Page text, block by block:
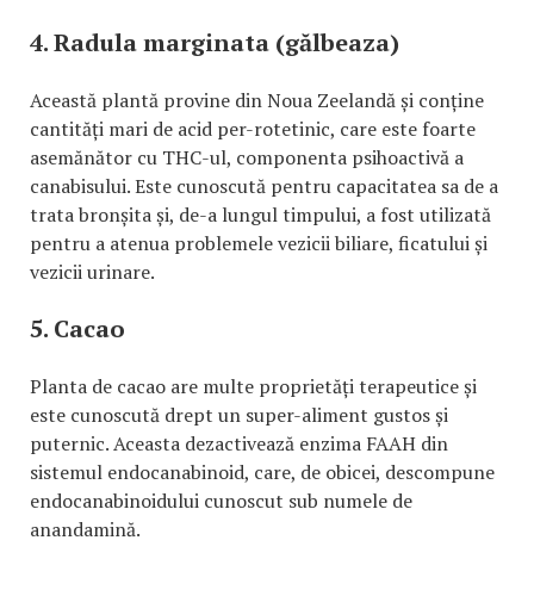
4. Radula marginata (gălbeaza)
Această plantă provine din Noua Zeelandă și conține
cantități mari de acid per-rotetinic, care este foarte
asemănător cu THC-ul, componenta psihoactivă a
canabisului. Este cunoscută pentru capacitatea sa de a
trata bronșita și, de-a lungul timpului, a fost utilizată
pentru a atenua problemele vezicii biliare, ficatului și
vezicii urinare.
5. Cacao
Planta de cacao are multe proprietăți terapeutice și
este cunoscută drept un super-aliment gustos și
puternic. Aceasta dezactivează enzima FAAH din
sistemul endocanabinoid, care, de obicei, descompune
endocanabinoidului cunoscut sub numele de
anandamină.